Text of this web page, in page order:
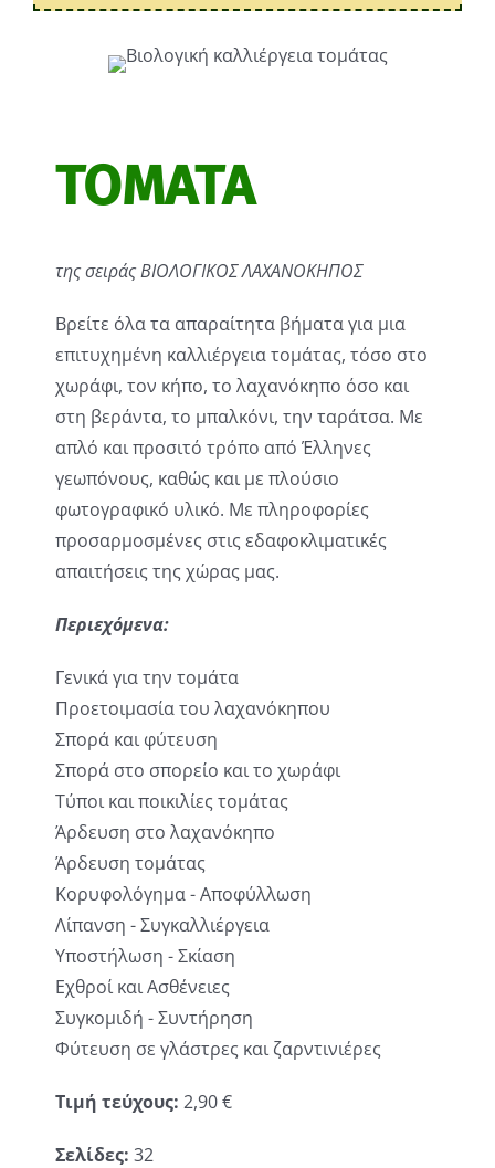
ΤΟΜΑΤΑ
της σειράς ΒΙΟΛΟΓΙΚΟΣ ΛΑΧΑΝΟΚΗΠΟΣ
Βρείτε όλα τα απαραίτητα βήματα για μια
επιτυχημένη καλλιέργεια τομάτας, τόσο στο
χωράφι, τον κήπο, το λαχανόκηπο όσο και
στη βεράντα, το μπαλκόνι, την ταράτσα. Με
απλό και προσιτό τρόπο από Έλληνες
γεωπόνους, καθώς και με πλούσιο
φωτογραφικό υλικό. Με πληροφορίες
προσαρμοσμένες στις εδαφοκλιματικές
απαιτήσεις της χώρας μας.
Περιεχόμενα:
Γενικά για την τομάτα
Προετοιμασία του λαχανόκηπου
Σπορά και φύτευση
Σπορά στο σπορείο και το χωράφι
Τύποι και ποικιλίες τομάτας
Άρδευση στο λαχανόκηπο
Άρδευση τομάτας
Κορυφολόγημα - Αποφύλλωση
Λίπανση - Συγκαλλιέργεια
Υποστήλωση - Σκίαση
Εχθροί και Ασθένειες
Συγκομιδή - Συντήρηση
Φύτευση σε γλάστρες και ζαρντινιέρες
Τιμή τεύχους: 2,90 €
Σελίδες: 32